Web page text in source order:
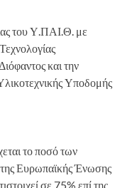
του Υ.ΠΑΙ.Θ. με
και την
Υποδομής
το ποσό των
Ευρωπαϊκής Ένωσης
σε 75% επί της